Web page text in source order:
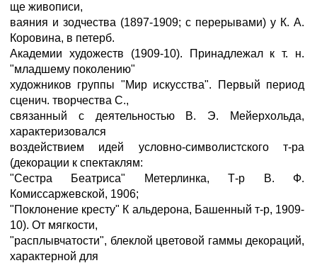
ще живописи,
ваяния и зодчества (1897-1909; с перерывами) у К. А.
Коровина, в петерб.
Академии художеств (1909-10). Принадлежал к т. н.
"младшему поколению"
художников группы "Мир искусства". Первый период
сценич. творчества С.,
связанный с деятельностью В. Э. Мейерхольда,
характеризовался
воздействием идей условно-символистского т-ра
(декорации к спектаклям:
"Сестра Беатриса" Метерлинка, Т-р В. Ф.
Комиссаржевской, 1906;
"Поклонение кресту" К альдерона, Башенный т-р, 1909-
10). От мягкости,
"расплывчатости", блеклой цветовой гаммы декораций,
характерной для